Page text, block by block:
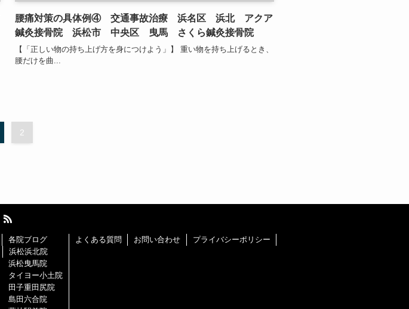
腰痛対策の具体例④ 交通事故治療 浜名区 浜北 アクア
鍼灸接骨院 浜松市 中央区 曳馬 さくら鍼灸接骨院
【「正しい物の持ち上げ方を身につけよう」】 重い物を持ち上げるとき、
腰だけを曲...
2
各院ブログ
浜松浜北院
浜松曳馬院
タイヨー小土院
田子重田尻院
島田六合院
よくある質問 お問い合わせ プライバシーポリシー